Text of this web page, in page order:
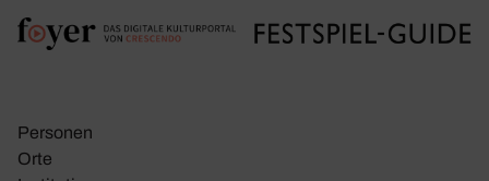
Personen
Orte